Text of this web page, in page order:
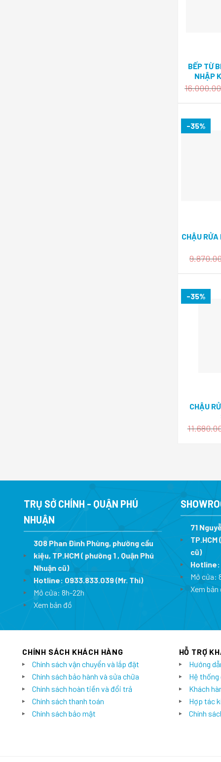
BẾP TỪ
NHẬP
-35%
CHẬU
-35%
CHẬU
TRỤ SỞ CHÍNH - QUẬN PHÚ
NHUẬN
308 Phan Đình Phùng, phường cầu
kiệu, TP.HCM ( phường 1 , Quận Phú
Nhuận cũ)
Hotline: 0933.833.039(Mr. Thi)
Mở cửa: 8h-22h
Xem bản đồ
71
TP.HCM
cũ)
Hotline:
Mở cửa:
Xem bản
CHÍNH SÁCH KHÁCH HÀNG
Chính sách vận chuyển và lắp đặt
Chính sách bảo hành và sửa chữa
Chính sách hoàn tiền và đổi trả
Chính sách thanh toán
Chính sách bảo mật
HỖ TRỢ
Hướng
Hệ thống
Khách
Hợp tác
Chính